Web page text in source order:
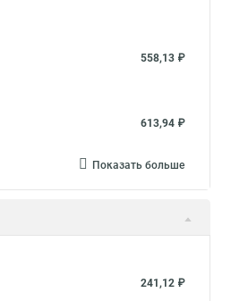
558,13 ₽
613,94 ₽
Показать больше
241,12 ₽